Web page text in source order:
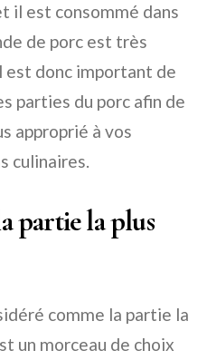
il est consommé dans
de porc est très
est donc important de
parties du porc afin de
approprié à vos
culinaires.
partie la plus
comme la partie la
un morceau de choix